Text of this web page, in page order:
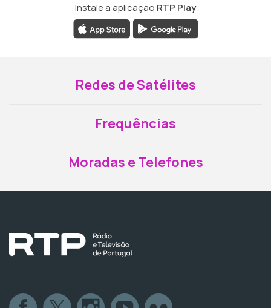
Instale a aplicação RTP Play
Redes de Satélites
Frequências
Moradas e Telefones